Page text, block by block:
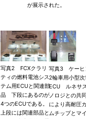
が展示された。
写真3 ケーヒ
2輪車用小型
ECU ルネサ
ノロジとの共
により高耐圧
ムチップとマ
写真2 FCXクラリ
ティの燃料電池シス
テム用ECUと関連部
品 下段にあるのが
4つのECUである。
上段には関連部品と